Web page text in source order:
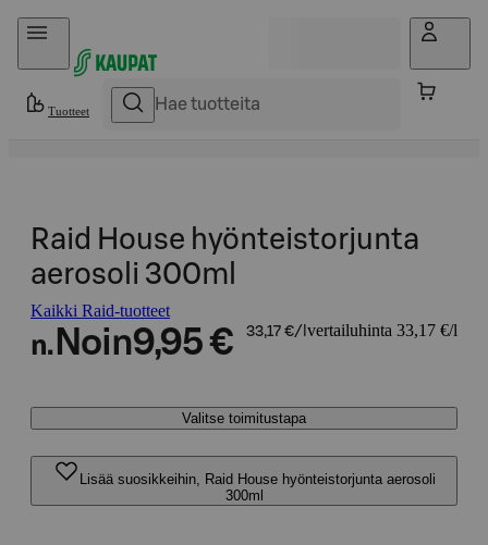
Hyppää sisältöön
Tuotteet
Raid House hyönteistorjunta
aerosoli 300ml
Kaikki Raid-tuotteet
n. Noin9,95 € 33,17 €/l vertailuhinta 33,17 €/l
Valitse toimitustapa
Lisää suosikkeihin, Raid House hyönteistorjunta aerosoli
300ml